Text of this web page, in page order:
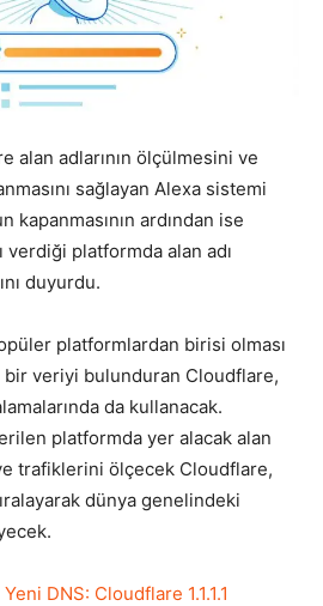
Pazarlaması
–
SEO,
SEM,
ASO,
Tasarım,
alan adlarının ölçülmesini ve
sağlayan Alexa sistemi
kapanmasının ardından ise
verdiği platformda alan adı
duyurdu.
platformlardan birisi olması
veriyi bulunduran Cloudflare,
da kullanacak.
platformda yer alacak alan
trafiklerini ölçecek Cloudflare,
dünya genelindeki
DNS: Cloudflare 1.1.1.1